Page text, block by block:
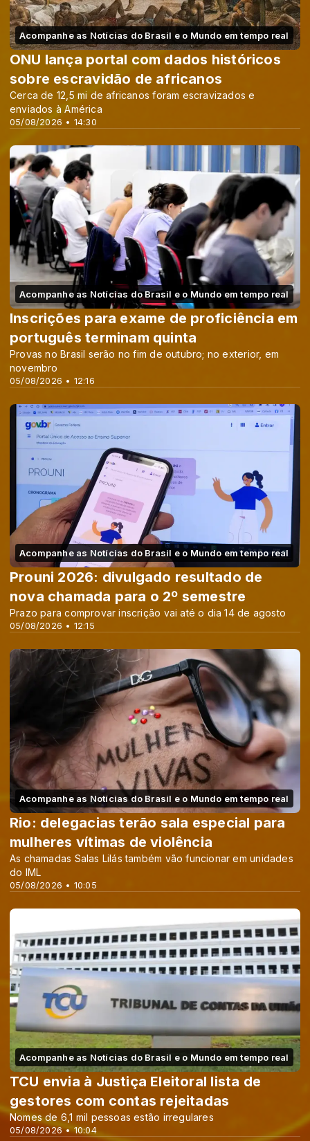
Acompanhe as Notícias do Brasil e o Mundo em tempo real
05/08/2026 • 14:30
ONU lança portal com dados históricos
sobre escravidão de africanos
Cerca de 12,5 mi de africanos foram escravizados e
enviados à América
Acompanhe as Notícias do Brasil e o Mundo em tempo real
05/08/2026 • 12:16
Inscrições para exame de proficiência em
português terminam quinta
Provas no Brasil serão no fim de outubro; no exterior, em
novembro
Acompanhe as Notícias do Brasil e o Mundo em tempo real
05/08/2026 • 12:15
Prouni 2026: divulgado resultado de
nova chamada para o 2º semestre
Prazo para comprovar inscrição vai até o dia 14 de agosto
Acompanhe as Notícias do Brasil e o Mundo em tempo real
05/08/2026 • 10:05
Rio: delegacias terão sala especial para
mulheres vítimas de violência
As chamadas Salas Lilás também vão funcionar em unidades
do IML
Acompanhe as Notícias do Brasil e o Mundo em tempo real
05/08/2026 • 10:04
TCU envia à Justiça Eleitoral lista de
gestores com contas rejeitadas
Nomes de 6,1 mil pessoas estão irregulares